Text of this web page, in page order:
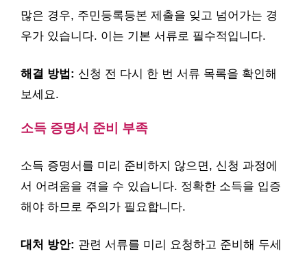
많은 경우, 주민등록등본 제출을 잊고 넘어가는 경
우가 있습니다. 이는 기본 서류로 필수적입니다.
해결 방법: 신청 전 다시 한 번 서류 목록을 확인해
보세요.
소득 증명서 준비 부족
소득 증명서를 미리 준비하지 않으면, 신청 과정에
서 어려움을 겪을 수 있습니다. 정확한 소득을 입증
해야 하므로 주의가 필요합니다.
대처 방안: 관련 서류를 미리 요청하고 준비해 두세